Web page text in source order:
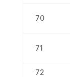
70
71
72